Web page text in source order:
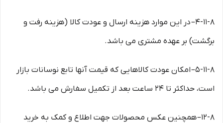
۴-۱۱-۸– در این موارد هزینه ارسال و عودت کالا (هزینه رفت و
برگشت) بر عهده مشتری می باشد.
۵-۱۱-۸– امکان عودت کالاهایی که قیمت آنها تابع نوسانات بازار
است، حداکثر تا ۲۴ ساعت بعد از تکمیل سفارش می باشد.
۱۲-۸– همچنین عکس محصولات جهت اطلاع و کمک به خرید